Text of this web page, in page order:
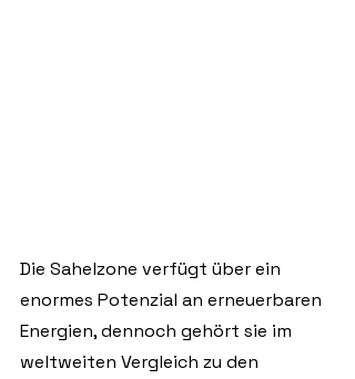
Die Sahelzone verfügt über ein
enormes Potenzial an erneuerbaren
Energien, dennoch gehört sie im
weltweiten Vergleich zu den